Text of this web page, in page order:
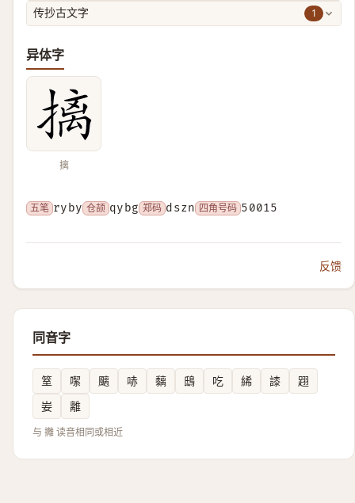
传抄古文字 1
异体字
摛
五笔 ryby 仓颉 qybg 郑码 dszn 四角号码 50015
反馈
同音字
䇪 噄 䬜 哧 黐 鴟 吃 絺 䜉
䟳
妛
離
与 攡 读音相同或相近